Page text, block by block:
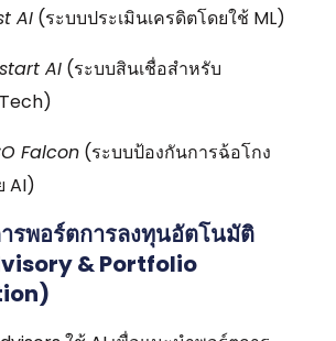
AI (ระบบประเมินเครดิตโดยใช้ ML)
AI (ระบบสินเชื่อสำหรับ
Falcon (ระบบป้องกันการฉ้อโกง
AI)
รพอร์ตการลงทุนอัตโนมัติ
& Portfolio